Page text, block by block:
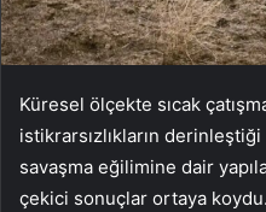
Küresel ölçekte sıcak
istikrarsızlıkların
savaşma eğilimine dair
çekici sonuçlar ortaya koydu.